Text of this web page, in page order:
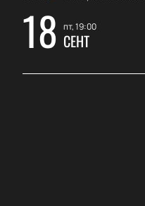
18 пт, 19:00
СЕНТ